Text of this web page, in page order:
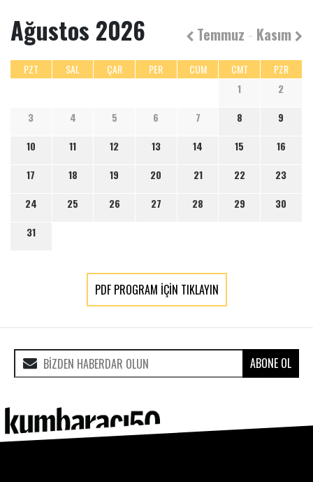
Ağustos 2026 Temmuz - Kasım
PZT SAL ÇAR PER CUM CMT
PZR
1
2
3
4 5 6 7 8
9
10
11 12 13 14 15
16
17
18 19 20 21 22
23
24
25 26 27 28 29
30
31
PDF PROGRAM İÇİN TIKLAYIN
ABONE OL